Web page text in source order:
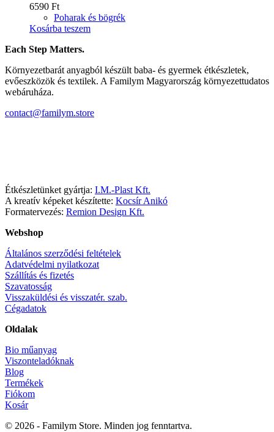
6590 Ft
Poharak és bögrék
Kosárba teszem
Each Step Matters.
Környezetbarát anyagból készült baba- és gyermek étkészletek,
evőeszközök és textilek. A Familym Magyarország környezettudatos
webáruháza.
contact@familym.store
Étkészletünket gyártja: I.M.-Plast Kft.
A kreatív képeket készítette: Kocsír Anikó
Formatervezés: Remion Design Kft.
Webshop
Általános szerződési feltételek
Adatvédelmi nyilatkozat
Szállítás és fizetés
Szavatosság
Visszaküldési és visszatér. szab.
Cégadatok
Oldalak
Bio műanyag
Viszonteladóknak
Blog
Termékek
Fiókom
Kosár
© 2026 - Familym Store. Minden jog fenntartva.